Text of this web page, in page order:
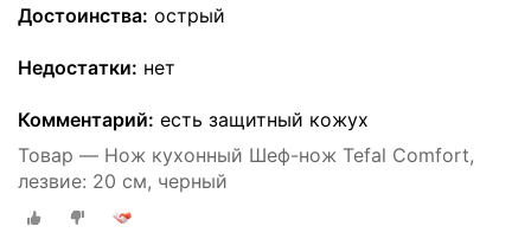
Достоинства: острый
Недостатки: нет
Комментарий: есть защитный кожух
Товар — Нож кухонный Шеф-нож Tefal Comfort,
лезвие: 20 см, черный